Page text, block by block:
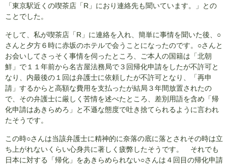
「東京駅近くの喫茶店「R」におり連絡先も聞いています。」との
ことでした。
そして、私が喫茶店「R」に連絡を入れ、簡単に事情を聞いた後、○
さんと夕方６時に赤坂のホテルで会うことになったのです。○さんと
お会いしてさっそく事情を伺ったところ、ご本人の国籍は「北朝
鮮」で１１年前から名古屋法務局で３回帰化申請をしたが不許可と
なり、内最後の１回は弁護士に依頼したが不許可となり、「再申
請」するからと高額な費用を支払ったが結局３年間放置されたの
で、その弁護士に厳しく苦情を述べたところ、差別用語を含め「帰
化申請はあきらめろ」と不遜な態度で吐き捨てられるように言われ
たそうです。
この時○さんは当該弁護士に精神的に奈落の底に落とされその時は立
ち上がれないくらい心身共に著しく疲弊したそうです。 それでも
日本に対する「帰化」をあきらめられない○さんは４回目の帰化申請